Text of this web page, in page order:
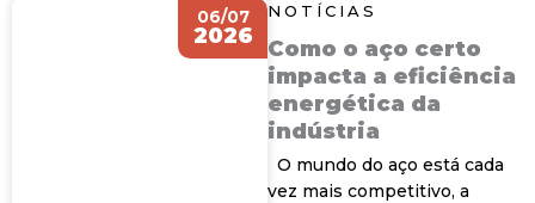
06/07
2026
NOTÍCIAS
Como o aço certo
impacta a eficiência
energética da
indústria
O mundo do aço está cada
vez mais competitivo, a